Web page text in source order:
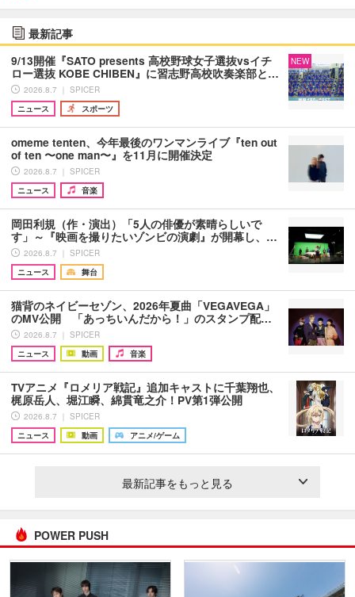
最新記事
9/13開催『SATO presents 高校野球女子選抜vsイチ
ロー選抜 KOBE CHIBEN』に習志野高校吹奏楽部と…
2026.8.7 ｜ SPICER
ニュース
スポーツ
NEW
omeme tenten、今年最後のワンマンライブ『ten out
of ten 〜one man〜』を11月に開催決定
2026.8.7 ｜ SPICER
ニュース
音楽
岡田利規（作・演出）「5人の俳優が素晴らしいで
す」～『映画を撮りたいゾンビの演劇』が開幕し、…
2026.8.7 ｜ SPICER
ニュース
舞台
猫背のネイビーセゾン、2026年夏曲「VEGAVEGA」
のMV公開 「あっちいんだから！」のスタンプ配…
2026.8.7 ｜ SPICER
ニュース
動画 音楽
TVアニメ『ロメリア戦記』追加キャストに千葉翔也、
梶原岳人、堀江瞬、綿貫竜之介！PV第1弾公開
2026.8.7 ｜ SPICER
ニュース
動画 アニメ/ゲーム
最新記事をもっと見る
POWER PUSH